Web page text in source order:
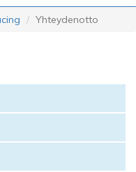
Yhteydenotto